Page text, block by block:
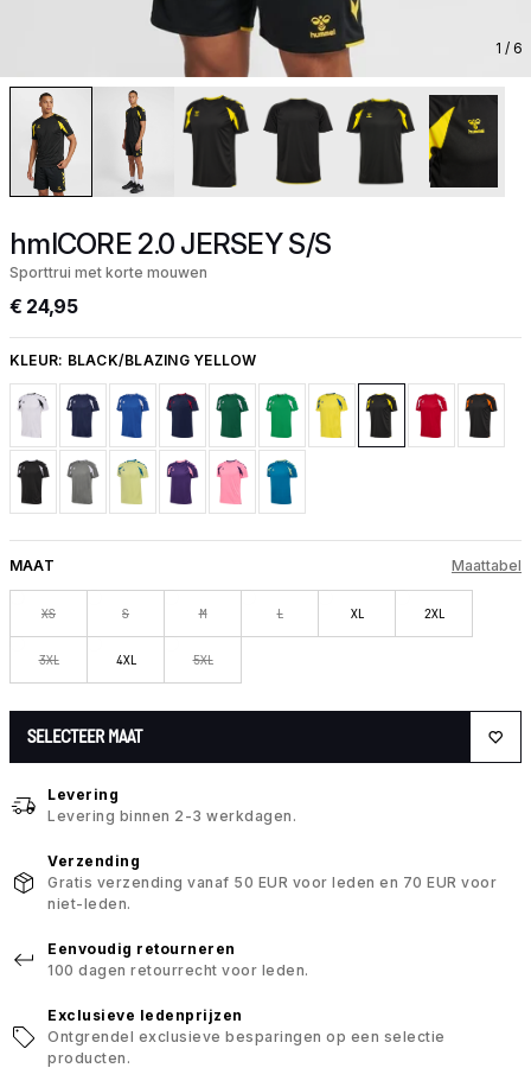
1 / 6
hmlCORE 2.0 JERSEY S/S
Sporttrui met korte mouwen
€ 24,95
KLEUR: BLACK/BLAZING YELLOW
MAAT Maattabel
XS S M L XL 2XL
3XL 4XL 5XL
SELECTEER MAAT
Levering
Levering binnen 2-3 werkdagen.
Verzending
Gratis verzending vanaf 50 EUR voor leden en 70 EUR voor
niet-leden.
Eenvoudig retourneren
100 dagen retourrecht voor leden.
Exclusieve ledenprijzen
Ontgrendel exclusieve besparingen op een selectie
producten.